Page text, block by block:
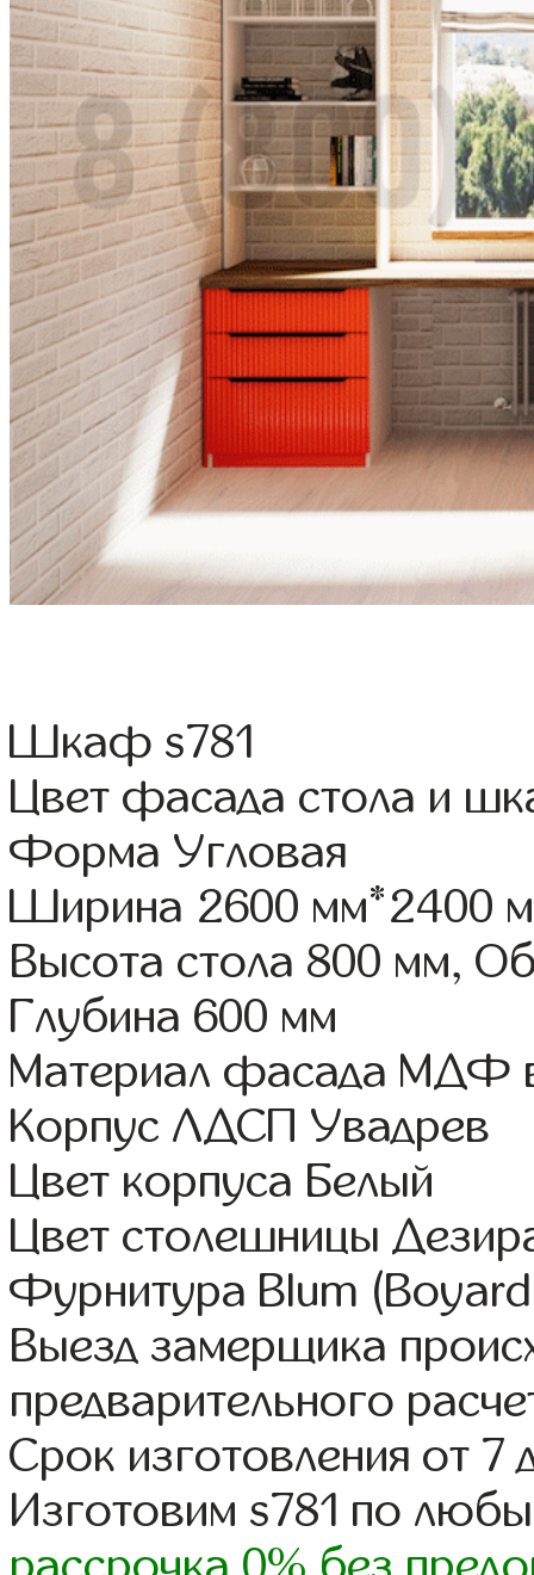
Шкаф s781
Цвет фасада стола и
Форма Угловая
Ширина 2600 мм*2400
Высота стола 800 мм,
Глубина 600 мм
Материал фасада МДФ
Корпус ЛДСП Увадрев
Цвет корпуса Белый
Цвет столешницы
Фурнитура Blum
Выезд замерщика
предварительного
Срок изготовления от 7
Изготовим s781 по